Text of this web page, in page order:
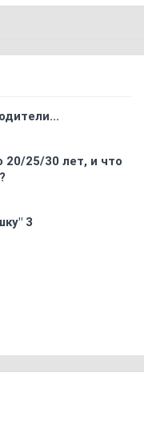
25/30 лет, и что
3